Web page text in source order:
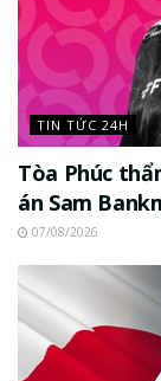
TIN TỨC 24H
Tòa Phúc
án Sam
07/08/2026